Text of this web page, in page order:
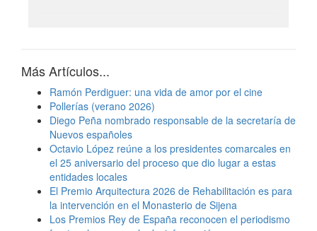
Más Artículos...
Ramón Perdiguer: una vida de amor por el cine
Pollerías (verano 2026)
Diego Peña nombrado responsable de la secretaría de
Nuevos españoles
Octavio López reúne a los presidentes comarcales en
el 25 aniversario del proceso que dio lugar a estas
entidades locales
El Premio Arquitectura 2026 de Rehabilitación es para
la intervención en el Monasterio de Sijena
Los Premios Rey de España reconocen el periodismo